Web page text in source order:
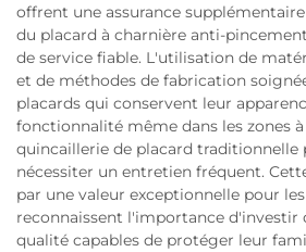
offrent une assurance
du placard à charnière anti-
de service fiable. L'utilisation de
et de méthodes de fabrication
placards qui conservent leur
fonctionnalité même dans les zones
quincaillerie de placard traditionnelle
nécessiter un entretien fréquent.
par une valeur exceptionnelle pour
reconnaissent l'importance d'investir
qualité capables de protéger leur